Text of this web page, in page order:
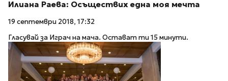
Илиана Раева: Осъществих една моя мечта
19 септември 2018, 17:32
Гласувай за Играч на мача. Остават ти 15 минути.